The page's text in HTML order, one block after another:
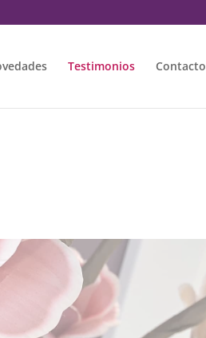
Testimonios Contacto